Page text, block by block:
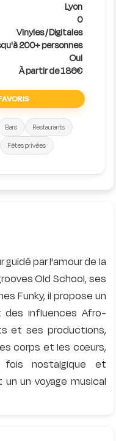
Lyon
0
Vinyles / Digitales
200+ personnes
Oui
À partir de 186€
Bars
Restaurants
Fêtes privées
par l'amour de la
Old School, ses
Funky, il propose un
des influences Afro-
et ses productions,
corps et les cœurs,
nostalgique et
un voyage musical